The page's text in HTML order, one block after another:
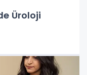
Üroloji